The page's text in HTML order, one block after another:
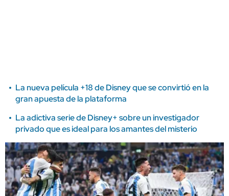
La nueva película +18 de Disney que se convirtió en la
gran apuesta de la plataforma
La adictiva serie de Disney+ sobre un investigador
privado que es ideal para los amantes del misterio